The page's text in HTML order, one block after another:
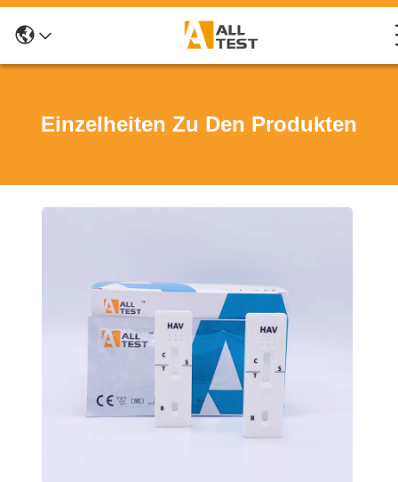
Einzelheiten Zu Den Produkten